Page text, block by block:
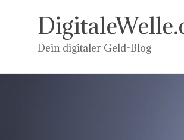
Dein digitaler Geld-Blog